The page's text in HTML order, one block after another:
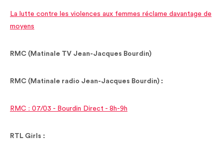
La lutte contre les violences aux femmes réclame davantage de
moyens
RMC (Matinale TV Jean-Jacques Bourdin)
RMC (Matinale radio Jean-Jacques Bourdin) :
RMC : 07/03 - Bourdin Direct - 8h-9h
RTL Girls :